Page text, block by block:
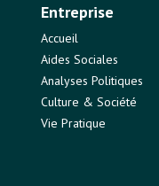
Entreprise
Accueil
Aides Sociales
Analyses Politiques
Culture & Société
Vie Pratique